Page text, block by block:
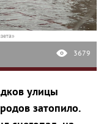
3679
улицы
затопило.